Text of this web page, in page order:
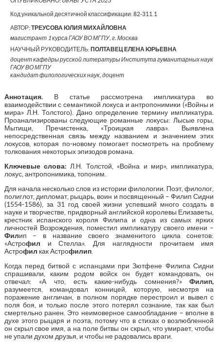
Код уникальной десятичной классификации:82-311.1
АВТОР:ТРЕУСОВА ЮЛИЯ МИХАЙЛОВНА
магистрант 1 курса ГАОУ ВО МГПУ, г. Москва
НАУЧНЫЙ РУКОВОДИТЕЛЬ:ПОЛТАВЕЦ ЕЛЕНА ЮРЬЕВНА
доцент кафедры русской литературы Института гуманитарных наук
ГАОУ ВО МГПУ
кандидат филологических наук, доцент
Аннотация. В статье рассмотрена импликатура во
взаимодействии с семантикой локуса и антропонимики («Войны и
мира» Л.Н. Толстого). Дано определение термину импликатура.
Проанализированы следующие романные локусы: Лысые горы,
Мытищи, Пречистенка, «Троицкая лавра». Выявлена
непосредственная связь между названием и значением этих
локусов, которая по-новому помогает посмотреть на проблему
толкования некоторых эпизодов романа.
Ключевые слова: Л.Н. Толстой, «Война и мир», импликатура,
локус, антропонимика, топоним.
Для начала несколько слов из истории филологии. Поэт, филолог,
полиглот, дипломат, рыцарь, воин и посвященный – Филип Сидни
(1554-1586), за 31 год своей жизни успевший много создать в
науке и творчестве, придворный английской королевы Елизаветы,
крестник испанского короля Филипа и одна из самых ярких
личностей Возрождения, поместил импликатуру своего имени –
Филип – в название своего знаменитого цикла сонетов:
«Астрофил и Стелла». Для наглядности прочитаем имя
Астрофил как Астрофилип.
Когда перед битвой с испанцами при Зютфене Филипа Сидни
спрашивали, каким родом войск он будет командовать, он
отвечал: «А что, есть какие-нибудь сомнения?»Филип,
разумеется, командовал конницей, которую, несмотря на
поражение англичан, в полном порядке перестроил и вывел с
поля боя, и только после этого потерял сознание, так как был
смертельно ранен. Это неимоверное самообладание – вполне в
духе этого рыцаря и поэта, потому что в стихах о возлюбленной
он скрыл свое имя, а на поле битвы он скрыл, что умирает, чтобы
не упали духом друзья, и чтобы не радовались враги.